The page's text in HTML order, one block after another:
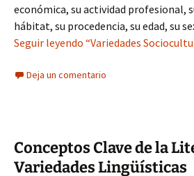
económica, su actividad profesional,
hábitat, su procedencia, su edad, su
Seguir leyendo “Variedades
Deja un comentario
Conceptos Clave de la
Variedades Lingüísticas